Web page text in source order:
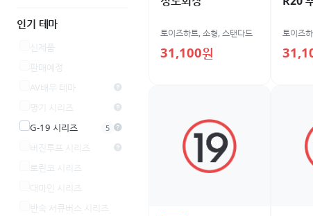
인기 테마
신제품
판매예정
AV배우 테마
명기 시리즈
G-19 시리즈
5
버진루프 시리즈
로린코 시리즈
대마인 시리즈
반숙 서큐버스 시리즈
토이즈하트,소형,스탠다드
31,100원
토이즈